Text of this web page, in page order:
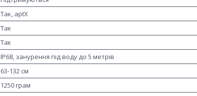
Так, aptX
Так
Так
IP68, занурення під воду до 5 метрів
63-132 см
1250 грам